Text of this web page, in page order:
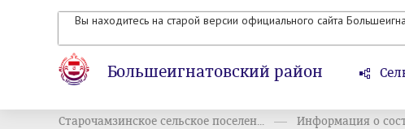
Вы находитесь на старой версии официального сайта
Большеигнатовский район
Старочамзинское сельское поселен... Информация о